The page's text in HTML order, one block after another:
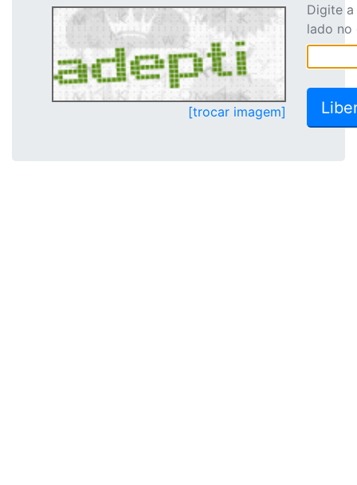
[trocar imagem]
Digite
lado no